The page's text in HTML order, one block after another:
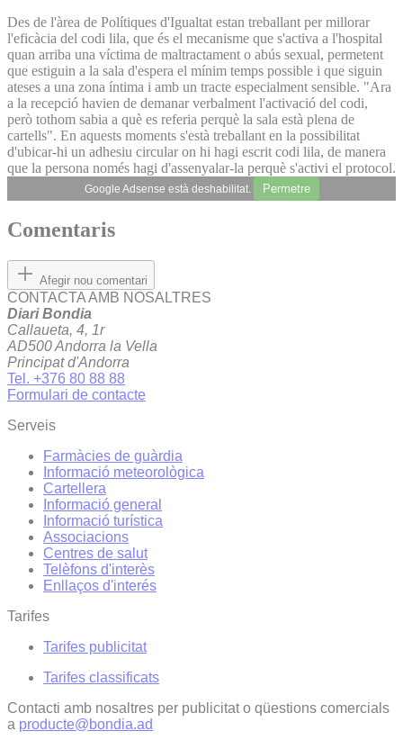
Des de l'àrea de Polítiques d'Igualtat estan treballant per millorar
l'eficàcia del codi lila, que és el mecanisme que s'activa a l'hospital
quan arriba una víctima de maltractament o abús sexual, permetent
que estiguin a la sala d'espera el mínim temps possible i que siguin
ateses a una zona íntima i amb un tracte especialment sensible. "Ara
a la recepció havien de demanar verbalment l'activació del codi,
però tothom sabia a què es referia perquè la sala està plena de
cartells". En aquests moments s'està treballant en la possibilitat
d'ubicar-hi un adhesiu circular on hi hagi escrit codi lila, de manera
que la persona només hagi d'assenyalar-la perquè s'activi el protocol.
Google Adsense està deshabilitat. Permetre
Comentaris
Afegir nou comentari
CONTACTA AMB NOSALTRES
Diari Bondia
Callaueta, 4, 1r
AD500 Andorra la Vella
Principat d'Andorra
Tel. +376 80 88 88
Formulari de contacte
Serveis
Farmàcies de guàrdia
Informació meteorològica
Cartellera
Informació general
Informació turística
Associacions
Centres de salut
Telèfons d'interès
Enllaços d'interés
Tarifes
Tarifes publicitat
Tarifes classificats
Contacti amb nosaltres per publicitat o qüestions comercials
a producte@bondia.ad